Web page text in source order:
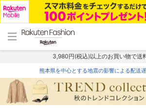
menu home
トップ
3,980円(税込)以上のお買い物で送
熊本県を中心とする地震の影響による配送